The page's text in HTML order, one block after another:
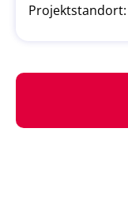
Projektstandort: